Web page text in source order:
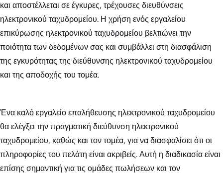
και αποστέλλεται σε έγκυρες, τρέχουσες διευθύνσεις
ηλεκτρονικού ταχυδρομείου. Η χρήση ενός εργαλείου
επικύρωσης ηλεκτρονικού ταχυδρομείου βελτιώνει την
ποιότητα των δεδομένων σας και συμβάλλει στη διασφάλιση
της εγκυρότητας της διεύθυνσης ηλεκτρονικού ταχυδρομείου
και της αποδοχής του τομέα.
Ένα καλό εργαλείο επαλήθευσης ηλεκτρονικού ταχυδρομείου
θα ελέγξει την πραγματική διεύθυνση ηλεκτρονικού
ταχυδρομείου, καθώς και τον τομέα, για να διασφαλίσει ότι οι
πληροφορίες του πελάτη είναι ακριβείς. Αυτή η διαδικασία είναι
επίσης σημαντική για τις ομάδες πωλήσεων και τον